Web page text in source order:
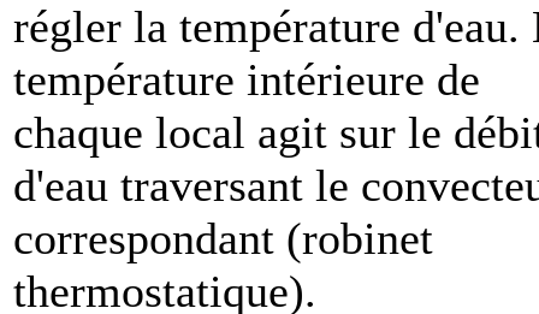
régler la température d'eau.
température intérieure de
chaque local agit sur le
d'eau traversant le
correspondant (robinet
thermostatique).